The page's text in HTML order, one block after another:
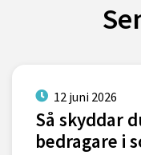
12 juni 2026
Så skyddar
bedragare i